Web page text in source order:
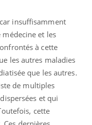
insuffisamment
médecine et les
à cette
les autres maladies
que les autres.
de multiples
et qui
cette